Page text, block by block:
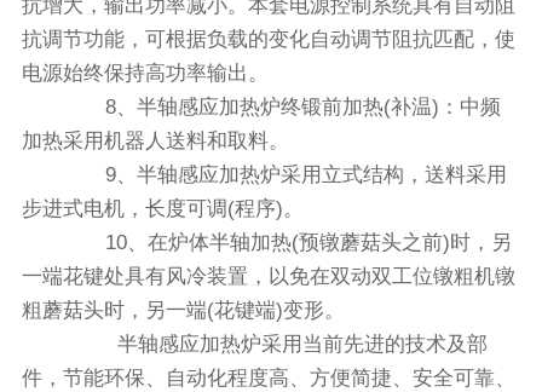
抗增大，输出功率减小。本套电源控制系统具有自动阻
抗调节功能，可根据负载的变化自动调节阻抗匹配，使
电源始终保持高功率输出。
8、半轴感应加热炉终锻前加热(补温)：中频
加热采用机器人送料和取料。
9、半轴感应加热炉采用立式结构，送料采用
步进式电机，长度可调(程序)。
10、在炉体半轴加热(预镦蘑菇头之前)时，另
一端花键处具有风冷装置，以免在双动双工位镦粗机镦
粗蘑菇头时，另一端(花键端)变形。
半轴感应加热炉采用当前先进的技术及部
件，节能环保、自动化程度高、方便简捷、安全可靠、